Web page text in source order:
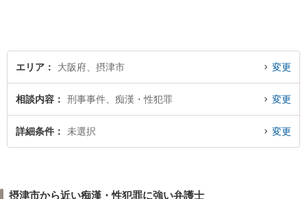
丘駅5分】
エリア 大阪府、摂津市 変更
相談内容 刑事事件、痴漢・性犯罪 変更
詳細条件 未選択 変更
摂津市から近い痴漢・性犯罪に強い弁護士